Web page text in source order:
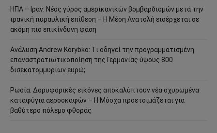
ΗΠΑ – Ιράν: Νέος γύρος αμερικανικών βομβαρδισμών μετά την
ιρανική πυραυλική επίθεση – Η Μέση Ανατολή εισέρχεται σε
ακόμη πιο επικίνδυνη φάση
Ανάλυση Andrew Korybko: Τι οδηγεί την προγραμματισμένη
επαναστρατιωτικοποίηση της Γερμανίας ύψους 800
δισεκατομμυρίων ευρώ;
Ρωσία: Δορυφορικές εικόνες αποκαλύπτουν νέα οχυρωμένα
καταφύγια αεροσκαφών – Η Μόσχα προετοιμάζεται για
βαθύτερο πόλεμο φθοράς